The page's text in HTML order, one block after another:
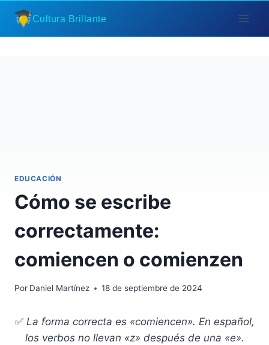
Saltar
contenido
Cultura Brillante
EDUCACIÓN
Cómo se escribe
correctamente:
comiencen o comienzen
Por Daniel Martínez 18 de septiembre de 2024
✅ La forma correcta es «comiencen». En español,
los verbos no llevan «z» después de una «e».